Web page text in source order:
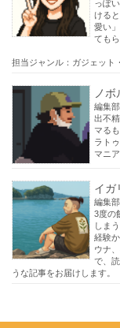
っぽ
ける
愛い
ても
担当ジャンル：ガジェット
ノボ
編集
出不
マる
ラト
マニ
イガ
編集
3度の
しま
経験
ウナ
で、
うな記事をお届けします。